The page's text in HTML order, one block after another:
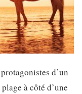
d’un
à côté d’une